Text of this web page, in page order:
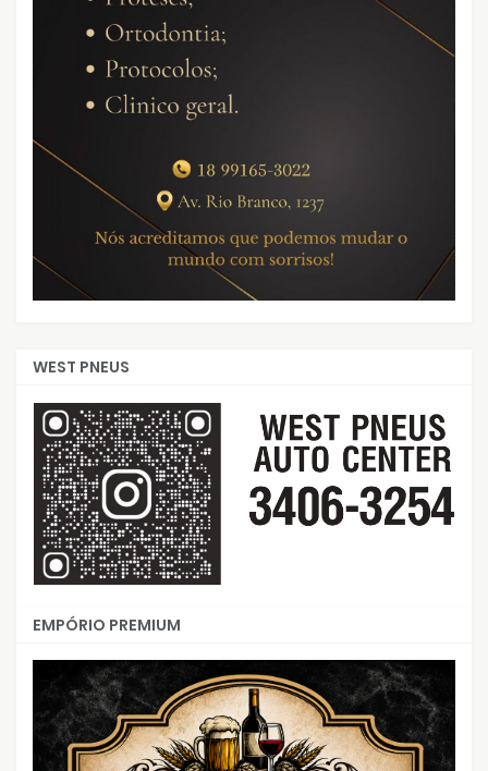
WEST PNEUS
EMPÓRIO PREMIUM